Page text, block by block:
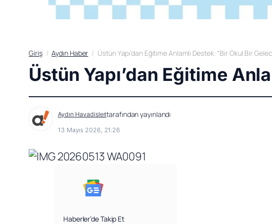
Giriş Aydın Haber Üstün Yapı’dan Eğitime Anlamlı Destek: “Bir Okul Bir
Üstün Yapı’dan Eğitime
Aydın Havadisleritarafından yayınlandı
13 Mayıs 2026, 21:26
Haberler’de Takip Et